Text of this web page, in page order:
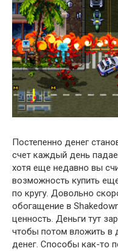
Постепенно денег
счет каждый день
хотя еще недавно вы
возможность купить
по кругу. Довольно
обогащение в
ценность. Деньги тут
чтобы потом вложить в
денег. Способы как-то